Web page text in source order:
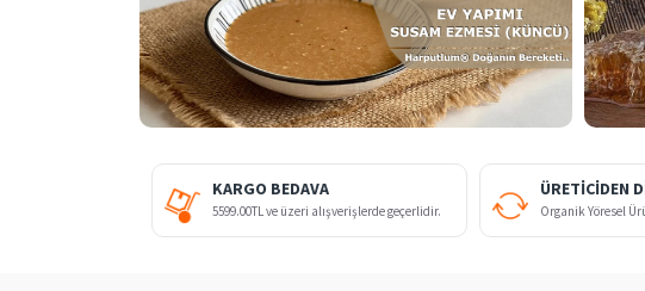
KARGO BEDAVA
5599.00TL ve üzeri alışverişlerde geçerlidir.
ÜRETİCİDEN
Organik Yöresel